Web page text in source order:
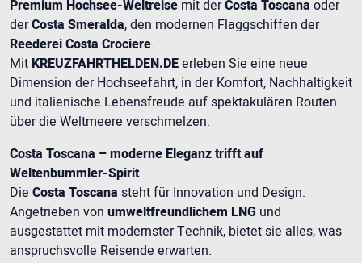
Premium Hochsee-Weltreise mit derCosta Toscana oder
derCosta Smeralda, den modernen Flaggschiffen der
Reederei Costa Crociere.
Mit KREUZFAHRTHELDEN.DEerleben Sie eine neue
Dimension der Hochseefahrt, in der Komfort, Nachhaltigkeit
und italienische Lebensfreude auf spektakulären Routen
über die Weltmeere verschmelzen.
Costa Toscana – moderne Eleganz trifft auf
Weltenbummler-Spirit
Die Costa Toscana steht für Innovation und Design.
Angetrieben von umweltfreundlichem LNG und
ausgestattet mit modernster Technik, bietet sie alles, was
anspruchsvolle Reisende erwarten.